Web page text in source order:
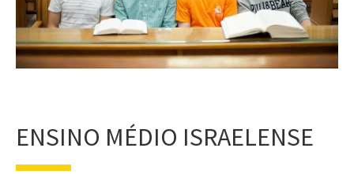
ENSINO MÉDIO ISRAELENSE